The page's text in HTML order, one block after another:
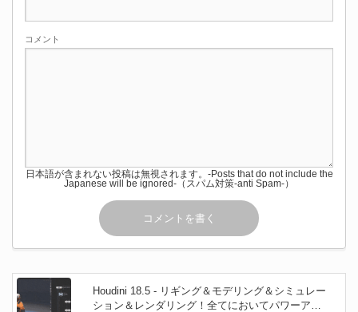
コメント
日本語が含まれない投稿は無視されます。-Posts that do not include the
Japanese will be ignored-（スパム対策-anti Spam-）
Houdini 18.5 - リギング＆モデリング＆シミュレー
ション＆レンダリング！全てにおいてパワーアッ